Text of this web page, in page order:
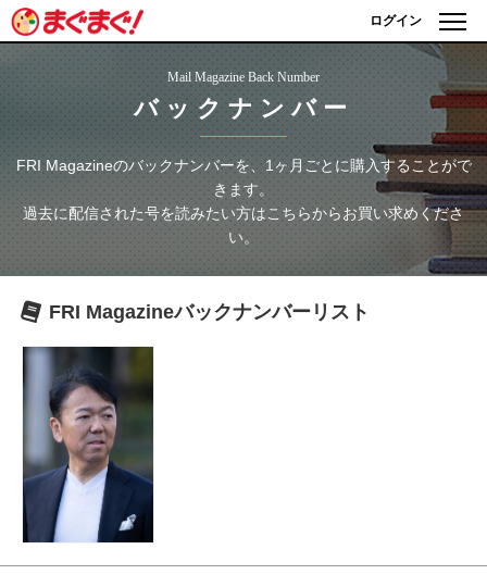
ログイン
Mail Magazine Back Number
バックナンバー
FRI Magazineのバックナンバーを、1ヶ月ごとに購入することがで
きます。
過去に配信された号を読みたい方はこちらからお買い求めくださ
い。
FRI Magazineバックナンバーリスト